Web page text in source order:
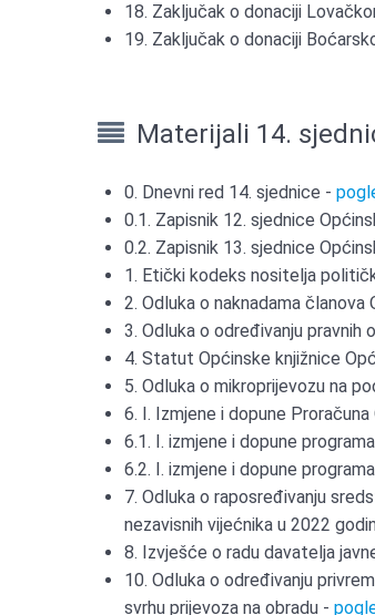
18. Zaključak o donaciji
19. Zaključak o donaciji
Materijali 14.
0. Dnevni red 14. sjednice -
0.1. Zapisnik 12. sjednice
0.2. Zapisnik 13. sjednice
1. Etički kodeks nositelja
2. Odluka o naknadama
3. Odluka o određivanju
4. Statut Općinske knjižnice
5. Odluka o mikroprijevozu na
6. I. Izmjene i dopune
6.1. I. izmjene i dopune
6.2. I. izmjene i dopune
7. Odluka o raposređivanju
nezavisnih vijećnika u 2022
8. Izvješće o radu davatelja
10. Odluka o određivanju
svrhu prijevoza na obradu -